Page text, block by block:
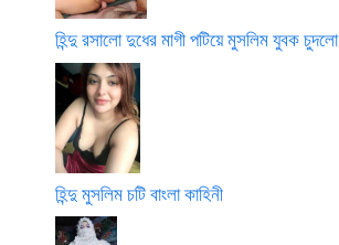
হিন্দু রসালো দুধের মাগী পটিয়ে মুসলিম যুবক চুদলো
হিন্দু মুসলিম চটি বাংলা কাহিনী